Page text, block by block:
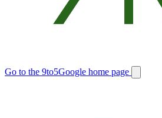
Go to the 9to5Google home page
Switch